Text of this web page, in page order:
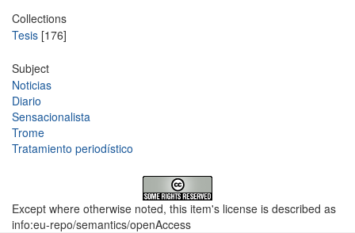
Collections
Tesis [176]
Subject
Noticias
Diario
Sensacionalista
Trome
Tratamiento periodístico
Except where otherwise noted, this item's license is described as
info:eu-repo/semantics/openAccess